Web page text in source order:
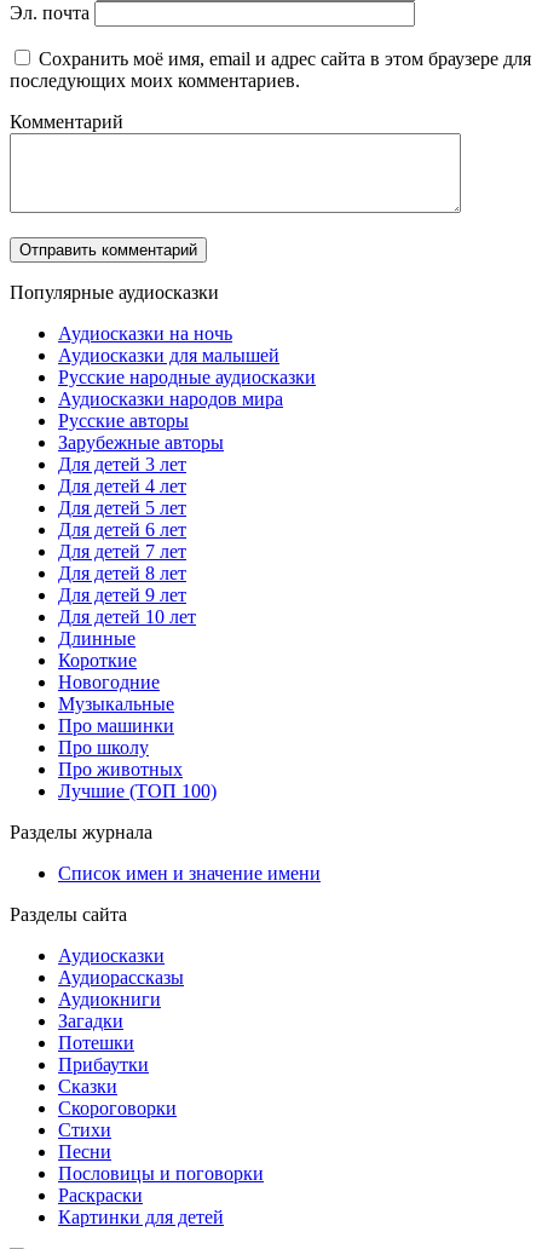
Эл. почта
Сохранить моё имя, email и адрес сайта в этом браузере для
последующих моих комментариев.
Комментарий
Популярные аудиосказки
Аудиосказки на ночь
Аудиосказки для малышей
Русские народные аудиосказки
Аудиосказки народов мира
Русские авторы
Зарубежные авторы
Для детей 3 лет
Для детей 4 лет
Для детей 5 лет
Для детей 6 лет
Для детей 7 лет
Для детей 8 лет
Для детей 9 лет
Для детей 10 лет
Длинные
Короткие
Новогодние
Музыкальные
Про машинки
Про школу
Про животных
Лучшие (ТОП 100)
Разделы журнала
Список имен и значение имени
Разделы сайта
Аудиосказки
Аудиорассказы
Аудиокниги
Загадки
Потешки
Прибаутки
Сказки
Скороговорки
Стихи
Песни
Пословицы и поговорки
Раскраски
Картинки для детей